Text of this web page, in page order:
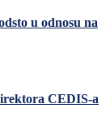
u odnosu na
CEDIS-a